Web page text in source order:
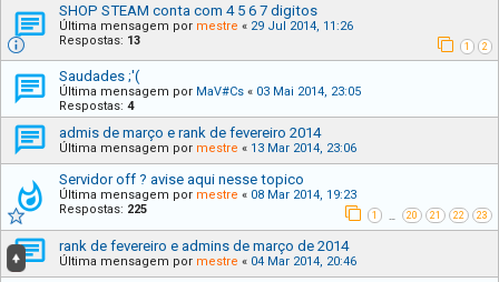
SHOP STEAM conta com 4 5 6 7 digitos
Última mensagem por mestre « 29 Jul 2014, 11:26
Respostas: 13 1 2
Saudades ;'(
Última mensagem por MaV#Cs « 03 Mai 2014, 23:05
Respostas: 4
admis de março e rank de fevereiro 2014
Última mensagem por mestre « 13 Mar 2014, 23:06
Servidor off ? avise aqui nesse topico
Última mensagem por mestre « 08 Mar 2014, 19:23
Respostas: 225 1 20 21 22 23
rank de fevereiro e admins de março de 2014
Última mensagem por mestre « 04 Mar 2014, 20:46